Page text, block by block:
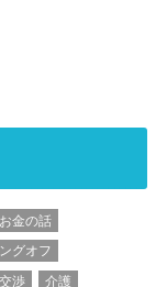
お金の話
グオフ
交渉
介護